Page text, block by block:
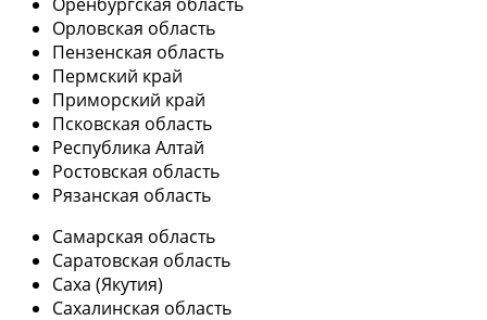
Орловская область
Пензенская область
Пермский край
Приморский край
Псковская область
Республика Алтай
Ростовская область
Рязанская область
Самарская область
Саратовская область
Саха (Якутия)
Сахалинская область